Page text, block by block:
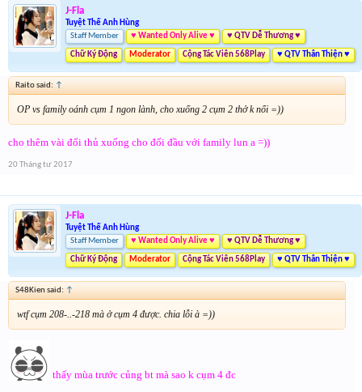
J-Fla
Tuyệt Thế Anh Hùng
Staff Member
♥ Wanted Only Alive ♥ ♥ QTV Dễ Thương ♥
Chữ Ký Động Moderator Cộng Tác Viên 568Play ♥ QTV Thân Thiện ♥
Raito said: ↑
OP vs family oánh cụm 1 ngon lành, cho xuống 2 cụm 2 thở k nổi =))
cho thêm vài đối thủ xuống cho đối đầu với family lun a =))
20 Tháng tư 2017
J-Fla
Tuyệt Thế Anh Hùng
Staff Member
♥ Wanted Only Alive ♥ ♥ QTV Dễ Thương ♥
Chữ Ký Động Moderator Cộng Tác Viên 568Play ♥ QTV Thân Thiện ♥
S48Kien said: ↑
wtf cụm 208-..-218 mà ở cụm 4 được. chia lỗi à =))
thấy mùa trước củng bt mà sao k cụm 4 đc